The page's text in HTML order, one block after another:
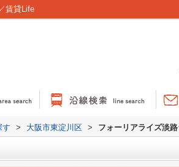
賃貸Life
す > 大阪市東淀川区 > フォーリアライズ淡